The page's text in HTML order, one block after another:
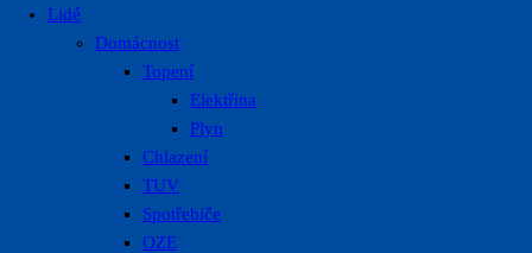
Lidé
Domácnost
Topení
Elektřina
Plyn
Chlazení
TUV
Spotřebiče
OZE